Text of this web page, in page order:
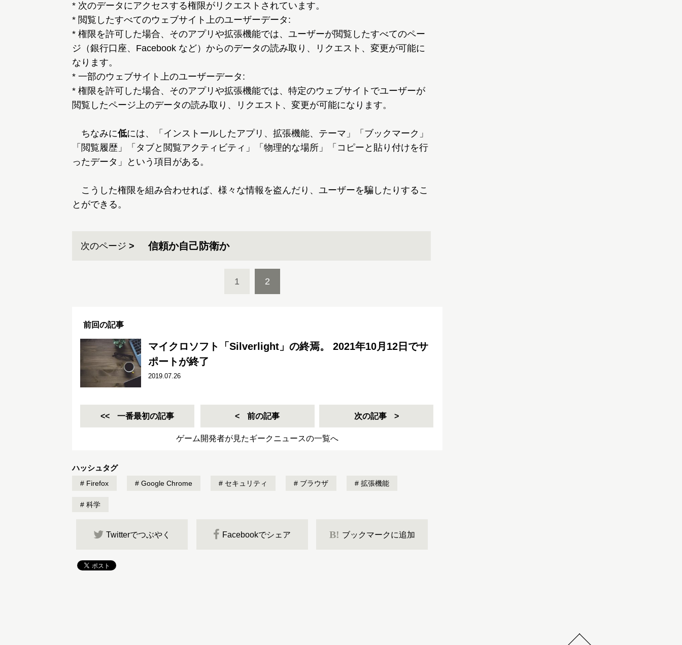
* 次のデータにアクセスする権限がリクエストされています。
* 閲覧したすべてのウェブサイト上のユーザーデータ:
* 権限を許可した場合、そのアプリや拡張機能では、ユーザーが閲覧したすべてのペー
ジ（銀行口座、Facebook など）からのデータの読み取り、リクエスト、変更が可能に
なります。
* 一部のウェブサイト上のユーザーデータ:
* 権限を許可した場合、そのアプリや拡張機能では、特定のウェブサイトでユーザーが
閲覧したページ上のデータの読み取り、リクエスト、変更が可能になります。
ちなみに低には、「インストールしたアプリ、拡張機能、テーマ」「ブックマーク」
「閲覧履歴」「タブと閲覧アクティビティ」「物理的な場所」「コピーと貼り付けを行
ったデータ」という項目がある。
こうした権限を組み合わせれば、様々な情報を盗んだり、ユーザーを騙したりするこ
とができる。
次のページ 信頼か自己防衛か
1 2
前回の記事
マイクロソフト「Silverlight」の終焉。 2021年10月12日でサ
ポートが終了
2019.07.26
一番最初の記事 前の記事 次の記事
ゲーム開発者が見たギークニュースの一覧へ
ハッシュタグ
Firefox Google Chrome セキュリティ ブラウザ 拡張機能
科学
Twitterでつぶやく Facebookでシェア B! ブックマークに追加